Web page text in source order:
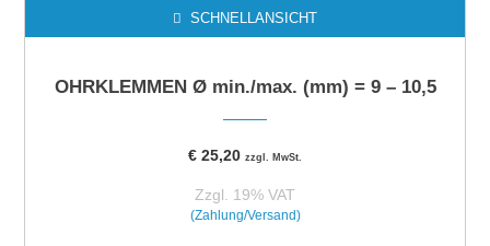
SCHNELLANSICHT
OHRKLEMMEN Ø min./max. (mm) = 9 – 10,5
€ 25,20 zzgl. MwSt.
Zzgl. 19% VAT
(Zahlung/Versand)